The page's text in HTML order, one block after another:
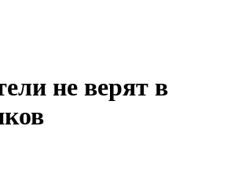
не верят в